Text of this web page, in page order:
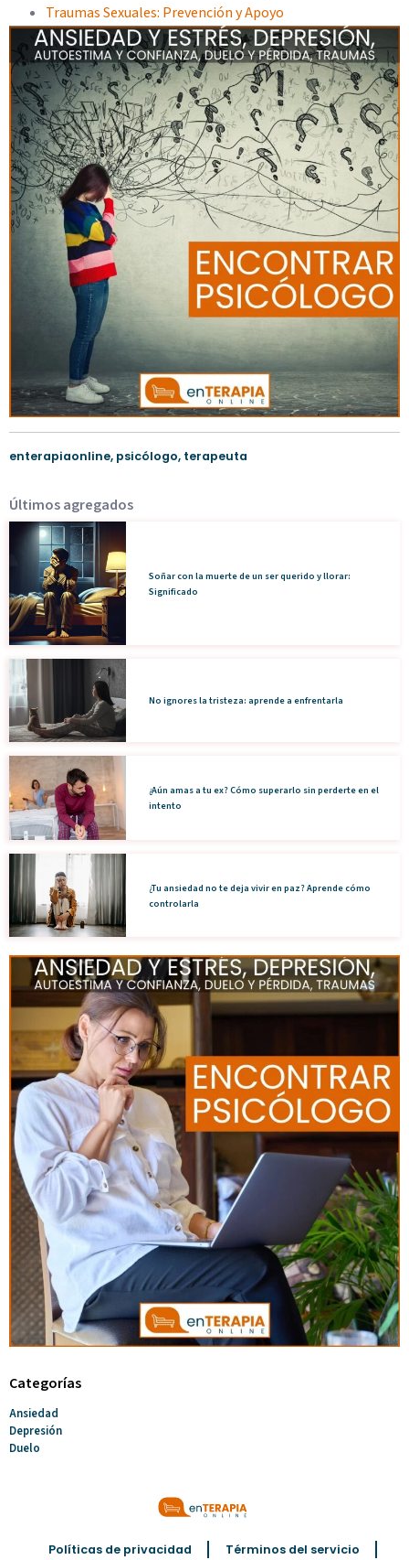
Traumas Sexuales: Prevención y Apoyo
enterapiaonline, psicólogo, terapeuta
Últimos agregados
Soñar con la muerte de un ser querido y llorar:
Significado
No ignores la tristeza: aprende a enfrentarla
¿Aún amas a tu ex? Cómo superarlo sin perderte en el
intento
¿Tu ansiedad no te deja vivir en paz? Aprende cómo
controlarla
Categorías
Ansiedad
Depresión
Duelo
Políticas de privacidad
Términos del servicio